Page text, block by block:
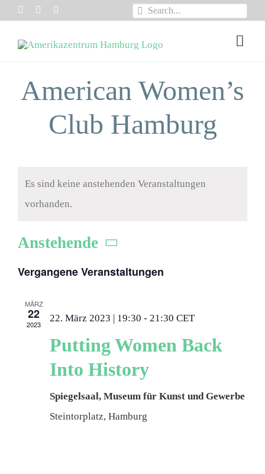
springen
Suche
EVENTS
American Women’s
Club Hamburg
Es sind keine anstehenden Veranstaltungen
vorhanden.
Anstehende
wählen.
Vergangene Veranstaltungen
MÄRZ
22
2023
22. März 2023 | 19:30 - 21:30 CET
Putting Women Back
Into History
Spiegelsaal, Museum für Kunst und Gewerbe
Steintorplatz, Hamburg